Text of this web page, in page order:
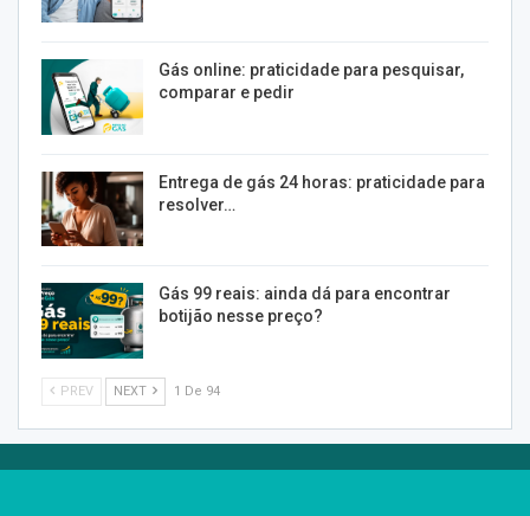
Gás online: praticidade para pesquisar,
comparar e pedir
Entrega de gás 24 horas: praticidade para
resolver…
Gás 99 reais: ainda dá para encontrar
botijão nesse preço?
PREV NEXT 1 De 94